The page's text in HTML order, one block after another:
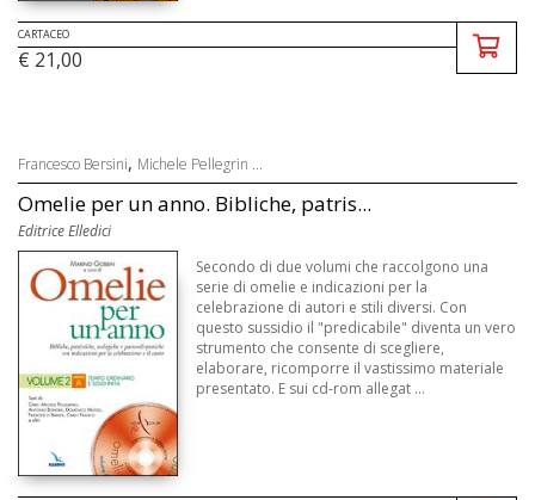
CARTACEO
€ 21,00
Francesco Bersini, Michele Pellegrin ...
Omelie per un anno. Bibliche, patris...
Editrice Elledici
Secondo di due volumi che raccolgono una
serie di omelie e indicazioni per la
celebrazione di autori e stili diversi. Con
questo sussidio il "predicabile" diventa un vero
strumento che consente di scegliere,
elaborare, ricomporre il vastissimo materiale
presentato. E sui cd-rom allegat ...